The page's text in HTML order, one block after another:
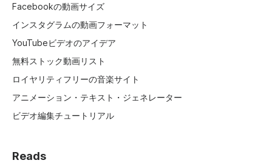
Facebookの動画サイズ
インスタグラムの動画フォーマット
YouTubeビデオのアイデア
無料ストック動画リスト
ロイヤリティフリーの音楽サイト
アニメーション・テキスト・ジェネレーター
ビデオ編集チュートリアル
Reads